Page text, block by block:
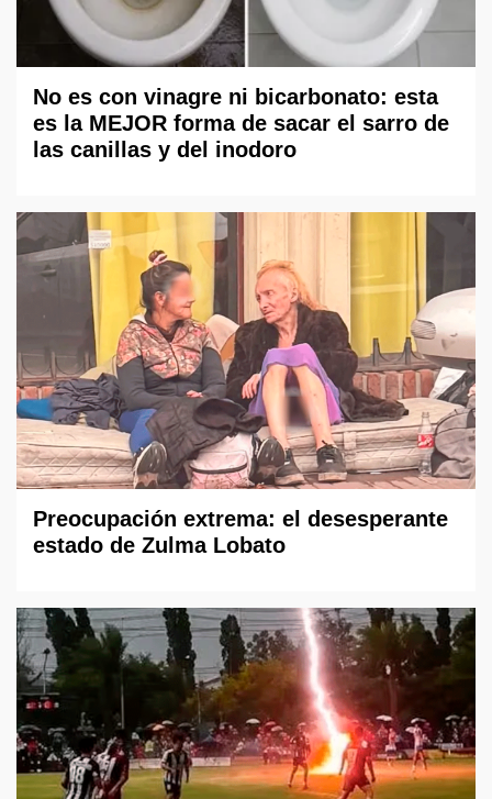
No es con vinagre ni bicarbonato: esta
es la MEJOR forma de sacar el sarro de
las canillas y del inodoro
Preocupación extrema: el desesperante
estado de Zulma Lobato